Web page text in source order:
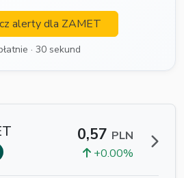
alerty dla ZAMET
· 30 sekund
0,57 PLN
+0.00%